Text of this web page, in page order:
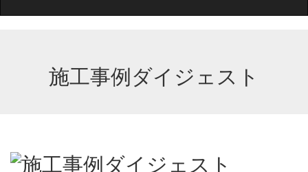
施工事例ダイジェスト